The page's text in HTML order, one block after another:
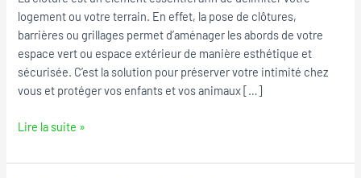
logement ou votre terrain. En effet, la pose de clôtures,
barrières ou grillages permet d’aménager les abords de votre
espace vert ou espace extérieur de manière esthétique et
sécurisée. C’est la solution pour préserver votre intimité chez
vous et protéger vos enfants et vos animaux […]
Lire la suite »